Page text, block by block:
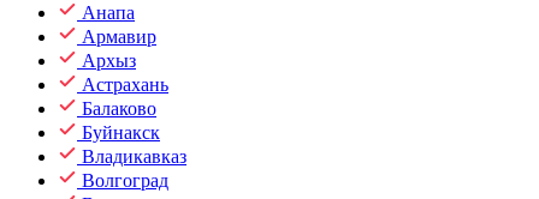
Анапа
Армавир
Архыз
Астрахань
Балаково
Буйнакск
Владикавказ
Волгоград